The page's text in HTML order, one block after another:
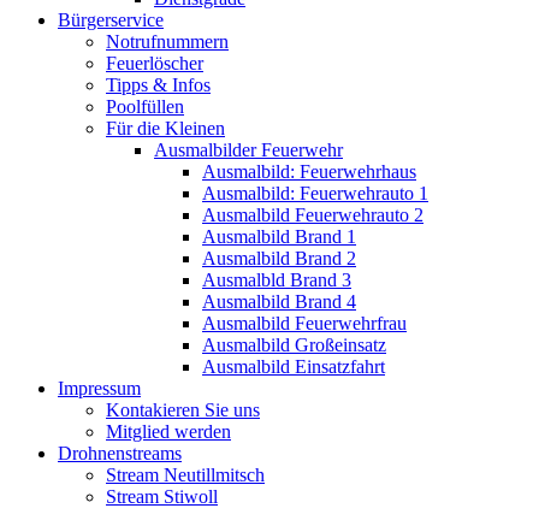
Bürgerservice
Notrufnummern
Feuerlöscher
Tipps & Infos
Poolfüllen
Für die Kleinen
Ausmalbilder Feuerwehr
Ausmalbild: Feuerwehrhaus
Ausmalbild: Feuerwehrauto 1
Ausmalbild Feuerwehrauto 2
Ausmalbild Brand 1
Ausmalbild Brand 2
Ausmalbld Brand 3
Ausmalbild Brand 4
Ausmalbild Feuerwehrfrau
Ausmalbild Großeinsatz
Ausmalbild Einsatzfahrt
Impressum
Kontakieren Sie uns
Mitglied werden
Drohnenstreams
Stream Neutillmitsch
Stream Stiwoll